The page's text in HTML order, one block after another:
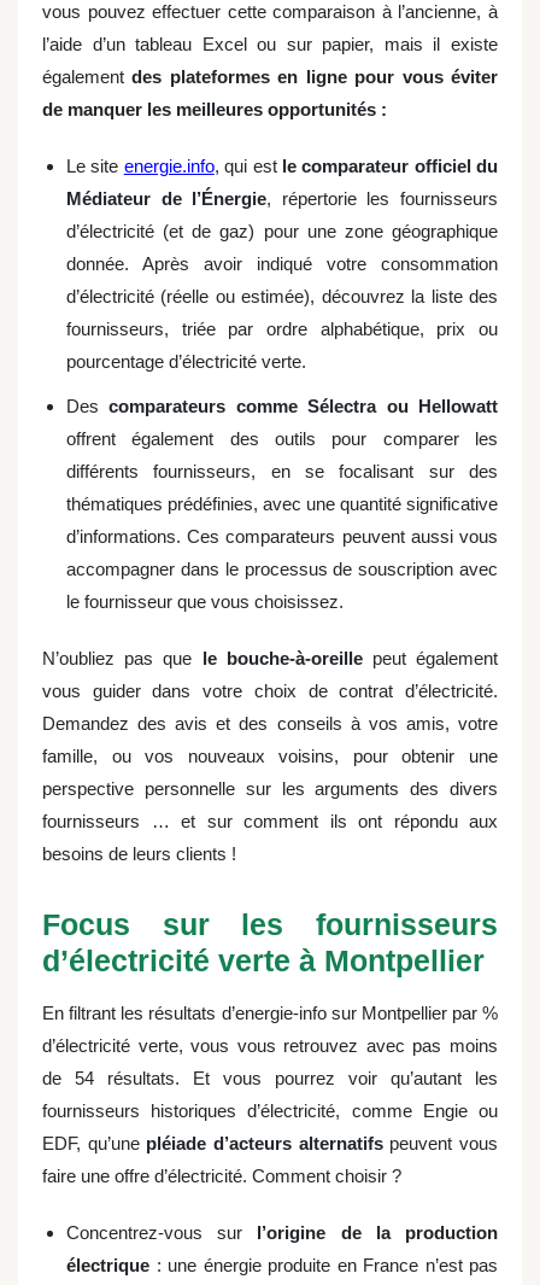
vous pouvez effectuer cette comparaison à l’ancienne, à
l’aide d’un tableau Excel ou sur papier, mais il existe
égalementdes plateformes en ligne pour vous éviter
de manquer les meilleures opportunités :
Le site energie.info, qui est le comparateur officiel du
Médiateur de l’Énergie, répertorie les fournisseurs
d’électricité (et de gaz) pour une zone géographique
donnée. Après avoir indiqué votre consommation
d’électricité (réelle ou estimée), découvrez la liste des
fournisseurs, triée par ordre alphabétique, prix ou
pourcentage d’électricité verte.
Descomparateurs comme Sélectra ou Hellowatt
offrent également des outils pour comparer les
différents fournisseurs, en se focalisant sur des
thématiques prédéfinies, avec une quantité significative
d’informations. Ces comparateurs peuvent aussi vous
accompagner dans le processus de souscription avec
le fournisseur que vous choisissez.
N’oubliez pas que le bouche-à-oreillepeut également
vous guider dans votre choix de contrat d’électricité.
Demandez des avis et des conseils à vos amis, votre
famille, ou vos nouveaux voisins, pour obtenir une
perspective personnelle sur les arguments des divers
fournisseurs … et sur comment ils ont répondu aux
besoins de leurs clients !
Focus sur les fournisseurs
d’électricité verte à Montpellier
En filtrant les résultats d’energie-info sur Montpellier par %
d’électricité verte, vous vous retrouvez avec pas moins
de 54 résultats. Et vous pourrez voir qu’autant les
fournisseurs historiques d’électricité, comme Engie ou
EDF, qu’une pléiade d’acteurs alternatifspeuvent vous
faire une offre d’électricité. Comment choisir ?
Concentrez-vous sur l’origine de la production
électrique : une énergie produite en France n’est pas